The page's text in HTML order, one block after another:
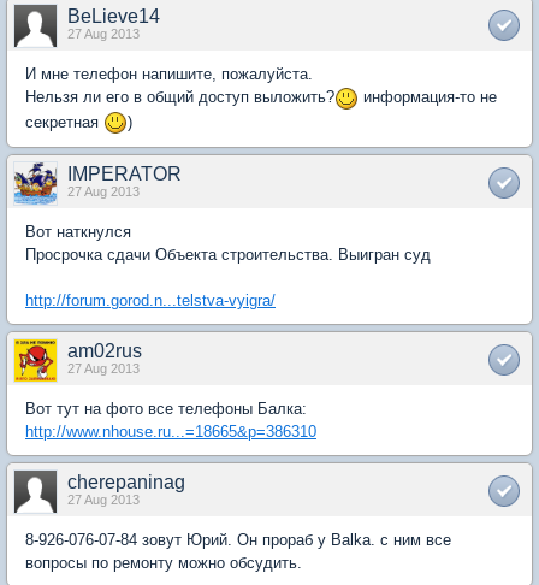
BeLieve14
27 Aug 2013
И мне телефон напишите, пожалуйста.
Нельзя ли его в общий доступ выложить?
информация-то не
секретная
)
IMPERATOR
27 Aug 2013
Вот наткнулся
Просрочка сдачи Объекта строительства. Выигран суд
http://forum.gorod.n...telstva-vyigra/
am02rus
27 Aug 2013
Вот тут на фото все телефоны Балка:
http://www.nhouse.ru...=18665&p=386310
cherepaninag
27 Aug 2013
8-926-076-07-84 зовут Юрий. Он прораб у Balka. с ним все
вопросы по ремонту можно обсудить.